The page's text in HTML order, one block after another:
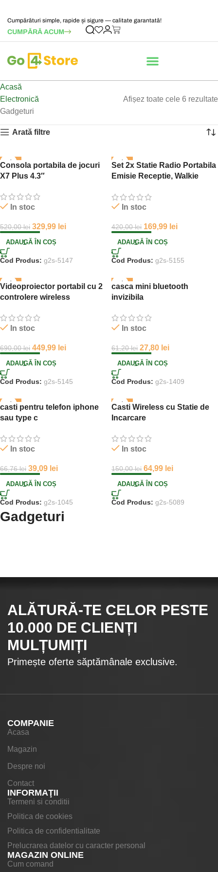
Cumpărături simple, rapide și sigure — calitate garantată!
CUMPĂRĂ ACUM
Acasă
Electronică
Gadgeturi
Afișez toate cele 6 rezultate
Arată filtre
-37%
Consola portabila de jocuri
X7 Plus 4.3″
In stoc
520,00lei 329,99 lei
ADAUGĂ ÎN COȘ
Cod Produs: g2s-5147
-60%
Set 2x Statie Radio Portabila
Emisie Receptie, Walkie
In stoc
420,00lei 169,99 lei
ADAUGĂ ÎN COȘ
Cod Produs: g2s-5155
-35%
Videoproiector portabil cu 2
controlere wireless
In stoc
690,00lei 449,99 lei
ADAUGĂ ÎN COȘ
Cod Produs: g2s-5145
-55%
casca mini bluetooth
invizibila
In stoc
61,20lei 27,80 lei
ADAUGĂ ÎN COȘ
Cod Produs: g2s-1409
-41%
casti pentru telefon iphone
sau type c
In stoc
66,76lei 39,09 lei
ADAUGĂ ÎN COȘ
Cod Produs: g2s-1045
-57%
Casti Wireless cu Statie de
Incarcare
In stoc
150,00lei 64,99 lei
ADAUGĂ ÎN COȘ
Cod Produs: g2s-5089
Gadgeturi
ALĂTURĂ-TE CELOR PESTE
10.000 DE CLIENȚI
MULȚUMIȚI
Primește oferte săptămânale exclusive.
COMPANIE
Acasa
Magazin
Despre noi
Contact
INFORMAŢII
Termeni si conditii
Politica de cookies
Politica de confidentialitate
Prelucrarea datelor cu caracter personal
MAGAZIN ONLINE
Cum comand